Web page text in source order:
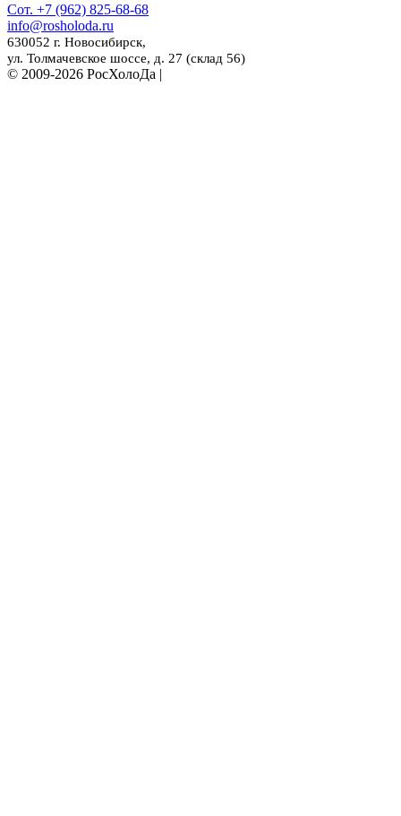
Сот. +7 (962) 825-68-68
info@rosholoda.ru
630052 г. Новосибирск,
ул. Толмачевское шоссе, д. 27 (склад 56)
© 2009-2026 РосХолоДа |